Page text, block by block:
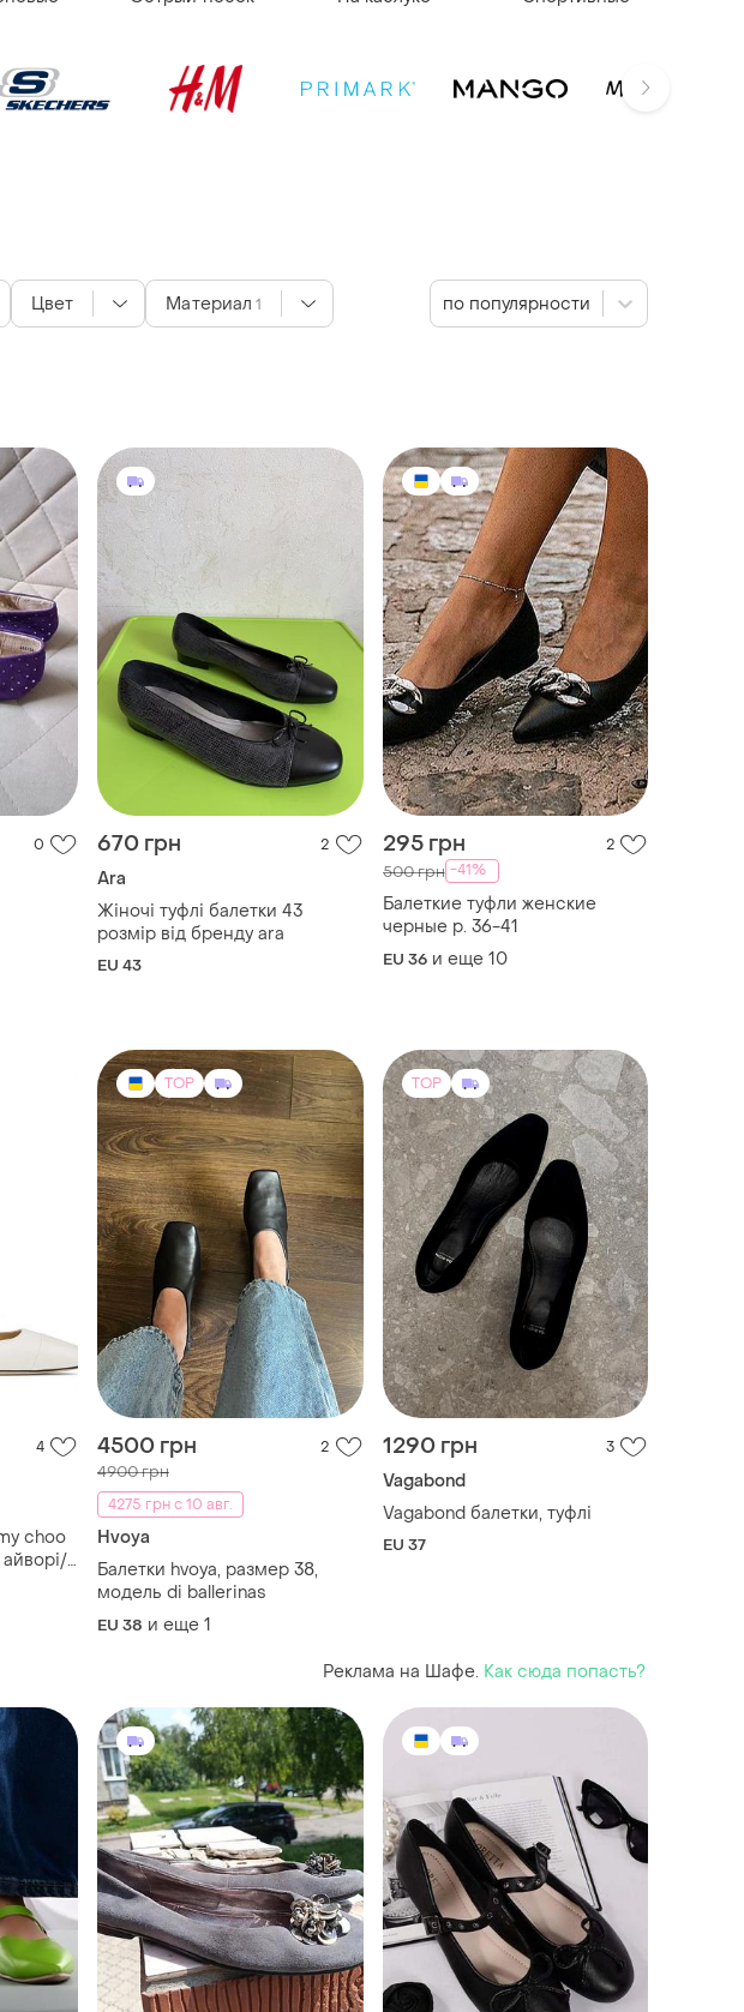
0 670 грн 2
Ara
Жіночі туфлі балетки 43
розмір від бренду ara
EU 43
295 грн 2
500 грн -41%
Балеткие туфли женские
черные р. 36-41
EU 36 и еще 10
4
choo
TOP
4500 грн 2
4900 грн
4275 грн с 10 авг.
Hvoya
Балетки hvoya, размер 38,
модель di ballerinas
EU 38 и еще 1
TOP
1290 грн 3
Vagabond
Vagabond балетки, туфлі
EU 37
Реклама на Шафе. Как сюда попасть?
Цвет Материал 1 по популярности